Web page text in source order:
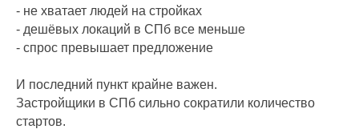
- не хватает людей на стройках
- дешёвых локаций в СПб все меньше
- спрос превышает предложение
И последний пункт крайне важен.
Застройщики в СПб сильно сократили количество
стартов.